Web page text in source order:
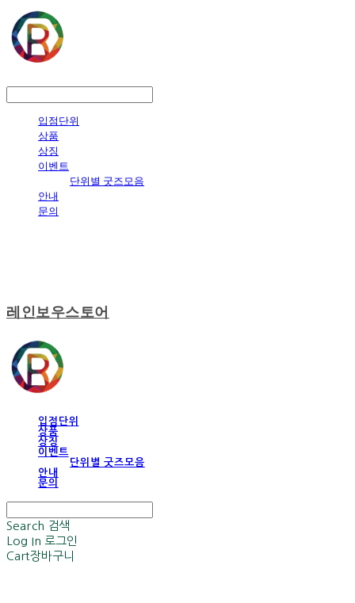
입점단위
상품
상징
이벤트
단위별 굿즈모음
안내
문의
레인보우스토어
입점단위
상품
상징
이벤트
단위별 굿즈모음
안내
문의
Search 검색
Log In 로그인
Cart장바구니